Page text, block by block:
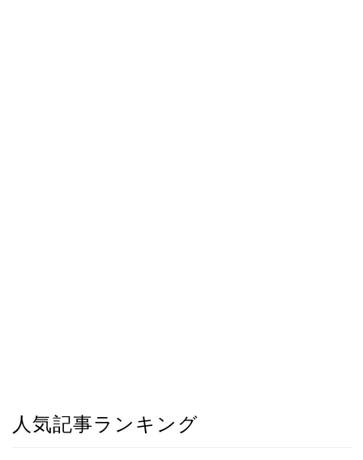
人気記事ランキング